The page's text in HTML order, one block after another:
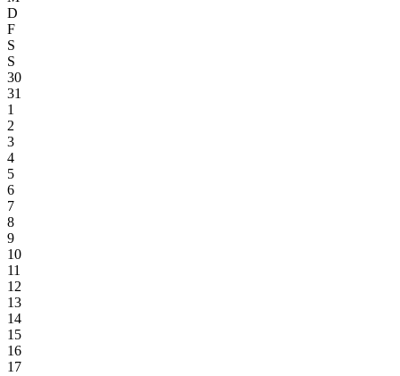
D
F
S
S
30
31
1
2
3
4
5
6
7
8
9
10
11
12
13
14
15
16
17